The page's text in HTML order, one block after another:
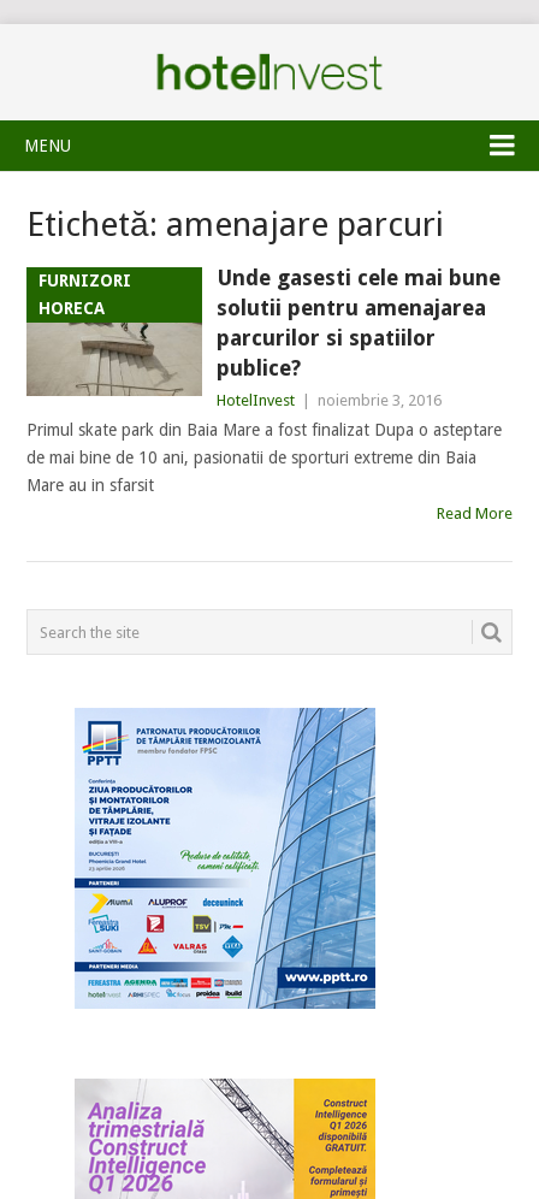
MENU
Etichetă: amenajare parcuri
FURNIZORI
HORECA
Unde gasesti cele mai bune
solutii pentru amenajarea
parcurilor si spatiilor
publice?
HotelInvest noiembrie 3, 2016
Primul skate park din Baia Mare a fost finalizat Dupa o asteptare
de mai bine de 10 ani, pasionatii de sporturi extreme din Baia
Mare au in sfarsit
Read More
POSTS
NAVIGATION